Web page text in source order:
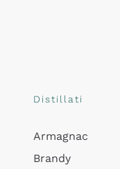
Distillati
Armagnac
Brandy